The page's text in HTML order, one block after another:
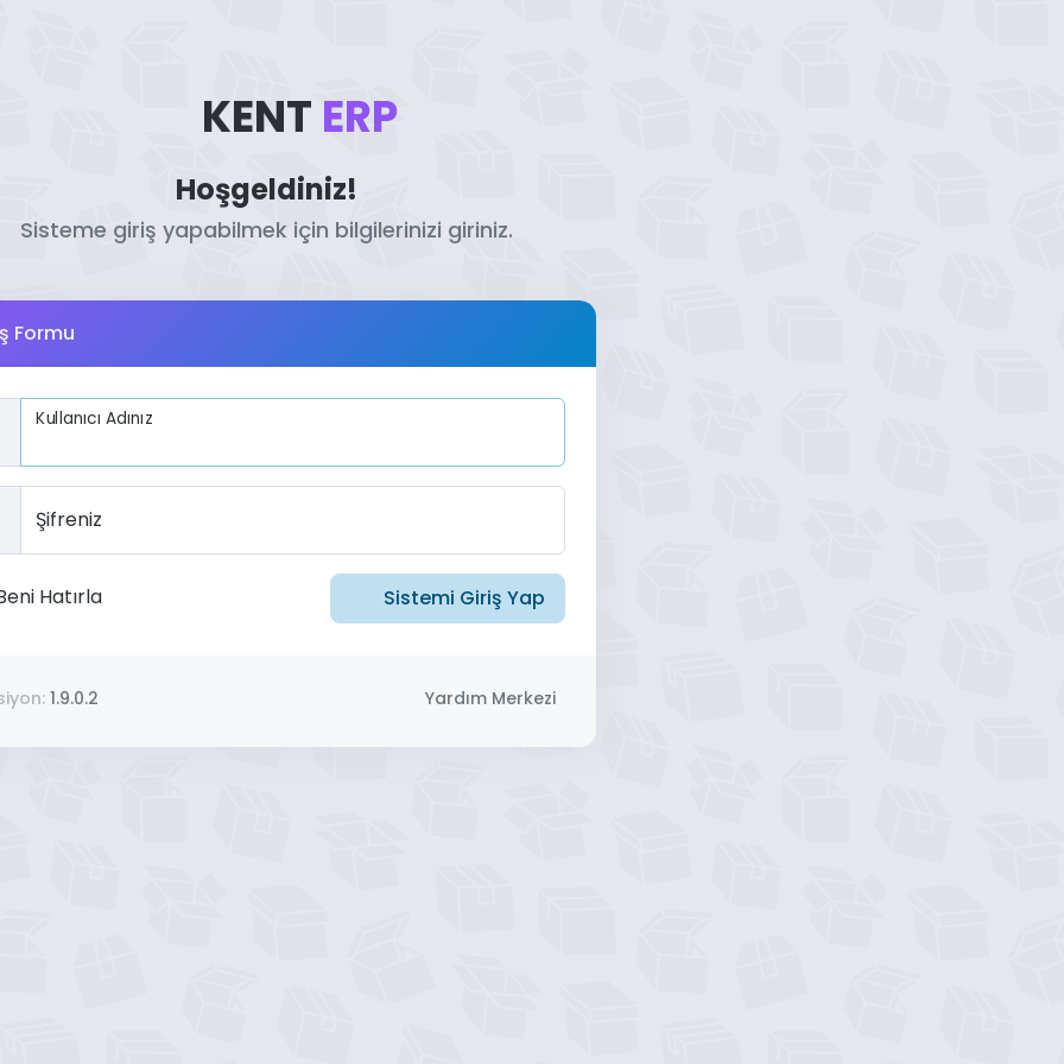
KENT ERP
Hoşgeldiniz!
Sisteme giriş yapabilmek için bilgilerinizi giriniz.
Formu
Kullanıcı Adınız
Şifreniz
Hatırla Sistemi Giriş Yap
1.9.0.2 Yardım Merkezi